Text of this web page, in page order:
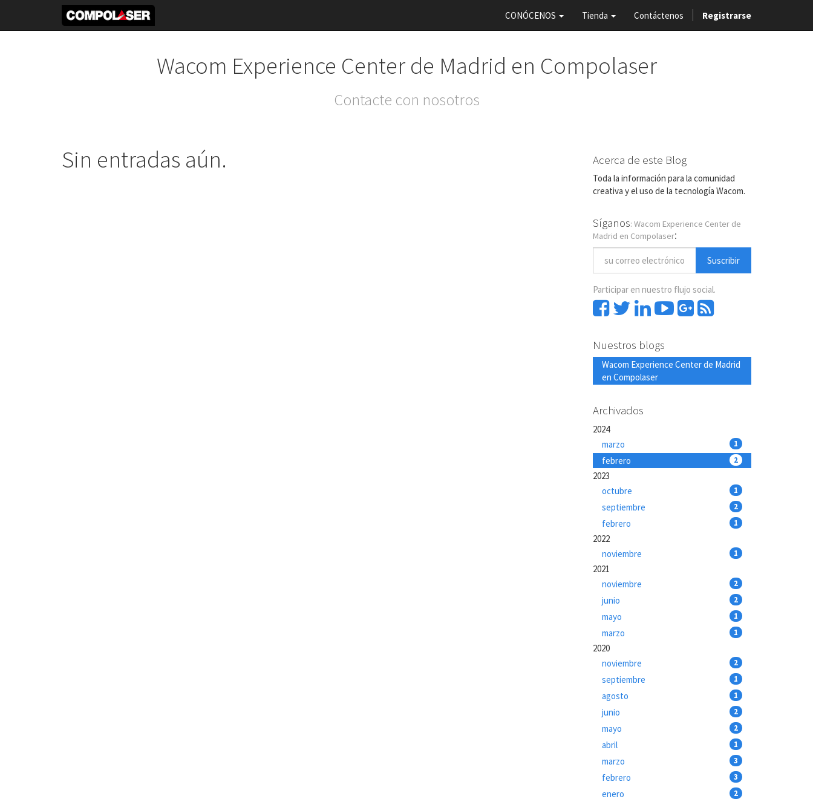
CONÓCENOS Tienda Contáctenos Registrarse
Wacom Experience Center de Madrid en Compolaser
Contacte con nosotros
Sin entradas aún. Acerca de este Blog
Toda la información para la comunidad
creativa y el uso de la tecnología Wacom.
Síganos: Wacom Experience Center de
Madrid en Compolaser:
Suscribir
Participar en nuestro flujo social.
Nuestros blogs
Wacom Experience Center de Madrid
en Compolaser
Archivados
2024
marzo
1
febrero 2
2023
octubre
1
septiembre 2
febrero 1
2022
noviembre
1
2021
noviembre
2
junio 2
mayo 1
marzo 1
2020
noviembre
2
septiembre 1
agosto 1
junio 2
mayo 2
abril 1
marzo 3
febrero 3
enero 2